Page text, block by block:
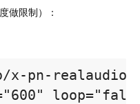
做限制）：
x-pn-